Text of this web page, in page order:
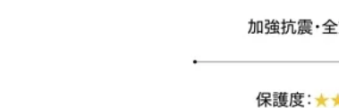
NT$ 159
NT$ 189